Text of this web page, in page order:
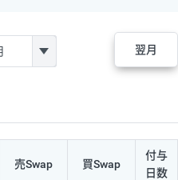
翌月
売Swap 買Swap
付与
日数